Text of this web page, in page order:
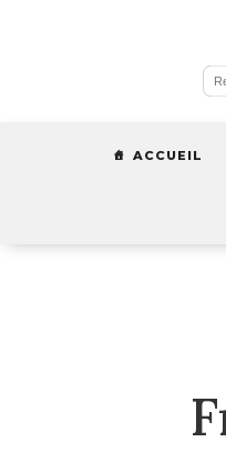
for:
ACCUEIL